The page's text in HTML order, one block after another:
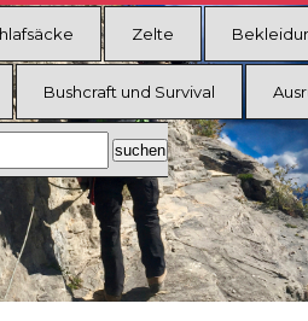
Zelte
Bushcraft und Survival